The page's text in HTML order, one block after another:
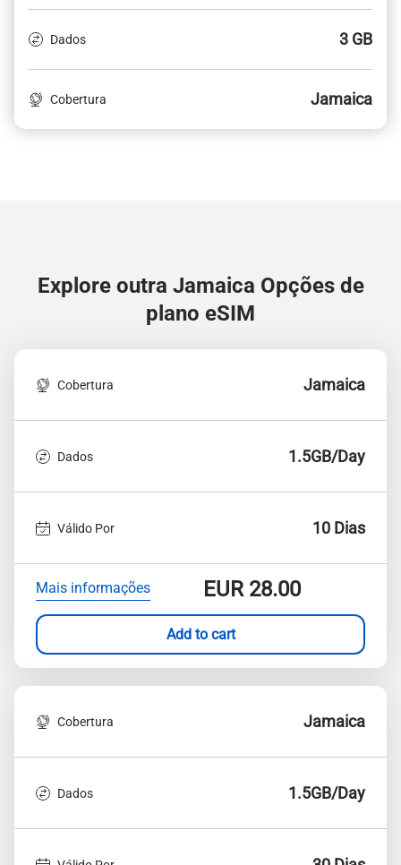
Dados 3 GB
Cobertura Jamaica
Explore outra Jamaica Opções de
plano eSIM
Cobertura Jamaica
Dados 1.5GB/Day
Válido Por 10 Dias
Mais informações EUR28.00
Add to cart
Cobertura Jamaica
Dados 1.5GB/Day